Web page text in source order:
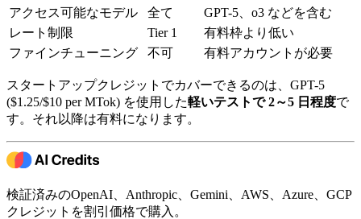
アクセス可能なモデル
全て
GPT-5、o3 などを含む
レート制限
Tier 1
有料枠より低い
ファインチューニング
不可 有料アカウントが必要
スタートアップクレジットでカバーできるのは、GPT-5
($1.25/$10 per MTok) を使用した軽いテストで 2～5 日程度で
す。それ以降は有料になります。
検証済みのOpenAI、Anthropic、Gemini、AWS、Azure、GCP
クレジットを割引価格で購入。